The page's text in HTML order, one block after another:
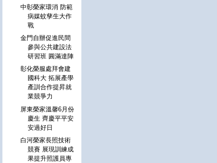
中彰榮家環消 防範
病媒蚊孳生大作
戰
金門自辦促進民間
參與公共建設法
研習班 圓滿達陣
彰化榮服處拜會建
國科大 拓展產學
產訓合作提昇就
業競爭力
屏東榮家溫馨6月份
慶生 齊慶平平安
安過好日
白河榮家長照技術
競賽 展現訓練成
果提升照護員專